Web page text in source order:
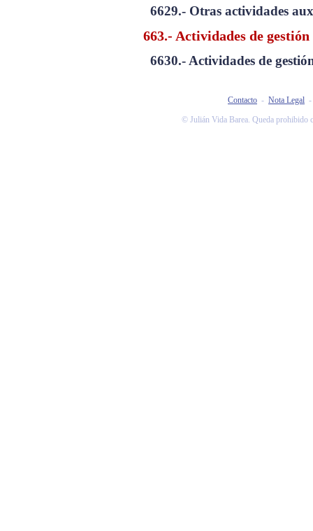
6629.- Otras actividades
663.- Actividades de gestión
6630.- Actividades de
Contacto - Nota Legal
© Julián Vida Barea. Queda prohibido